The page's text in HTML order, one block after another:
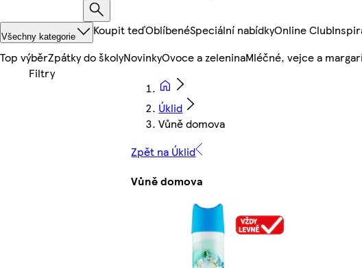
Všechny kategorie Koupit teďOblíbenéSpeciální nabídkyOnline Club
Top výběrZpátky do školyNovinkyOvoce a zeleninaMléčné, vejce a
Úklid
Vůně domova
Zpět na Úklid
Vůně domova